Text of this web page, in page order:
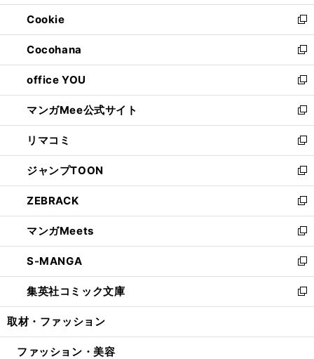
開
く
ウ
で
開
く
ン
ド
ウ
で
開
く
ウ
ィ
ン
ド
ウ
で
開
く
Cookie
新
し
い
ウ
ィ
ン
ド
ウ
で
開
く
Cocohana
新
し
い
ウ
ィ
ン
ド
ウ
で
開
く
office YOU
新
し
い
ウ
ィ
ン
ド
ウ
で
開
く
マンガMee公式サイト
新
し
い
ウ
ィ
ン
ド
ウ
で
開
く
リマコミ
新
し
い
ウ
ィ
ン
ド
ウ
で
開
く
ジャンプTOON
新
し
い
ウ
ィ
ン
ド
ウ
で
開
ZEBRACK
新
し
い
ウ
ィ
ン
ド
ウ
開
マンガMeets
新
し
い
ウ
ィ
ン
ウ
S-MANGA
新
し
い
ウ
ン
集英社コミック文庫
新
し
ウ
取材・ファッション
ファッション・美容